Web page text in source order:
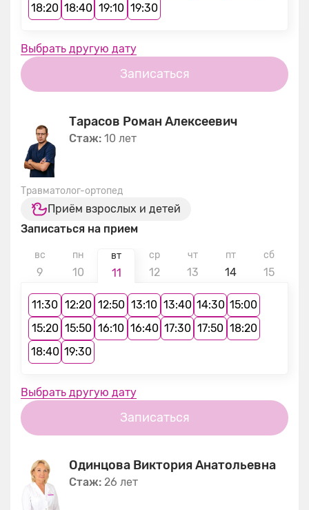
18:20 18:40 19:10 19:30
Выбрать другую дату
Записаться
Тарасов Роман Алексеевич
Стаж: 10 лет
Травматолог-ортопед
Приём взрослых и детей
Записаться на прием
вс
9
пн
10
вт
11
ср
12
чт
13
пт
14
сб
15
11:30 12:20 12:50 13:10 13:40 14:30 15:00
15:20 15:50 16:10 16:40 17:30 17:50 18:20
18:40 19:30
Выбрать другую дату
Записаться
Одинцова Виктория Анатольевна
Стаж: 26 лет